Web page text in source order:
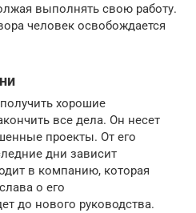
выполнять свою работу.
человек освобождается
хорошие
все дела. Он несет
проекты. От его
дни зависит
в компанию, которая
о его
до нового руководства.